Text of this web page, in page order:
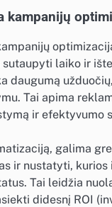
kampanijų
laiko ir
daugumą
Tai apima
ir efektyvumo
galima
ir nustatyti, kurios
Tai leidžia
didesnį ROI